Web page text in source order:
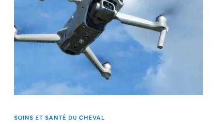
SOINS ET SANTÉ DU CHEVAL